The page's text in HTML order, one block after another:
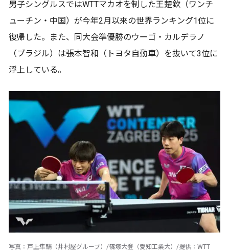
男子シングルスではWTTマカオを制した王楚欽（ワンチ
ューチン・中国）が今年2月以来の世界ランキング1位に
復帰した。また、同大会準優勝のウーゴ・カルデラノ
（ブラジル）は張本智和（トヨタ自動車）を抜いて3位に
浮上している。
写真：戸上隼輔（井村屋グループ）/篠塚大登（愛知工業大）/提供：WTT